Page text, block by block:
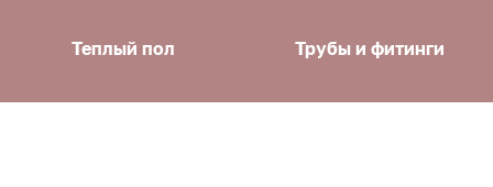
Теплый пол Трубы и фитинги